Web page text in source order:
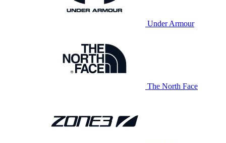
Under Armour
The North Face